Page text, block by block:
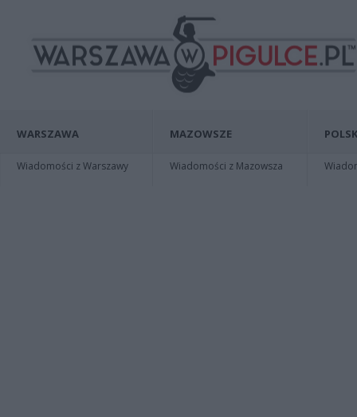
WARSZAWA
Wiadomości z Warszawy
MAZOWSZE
Wiadomości z Mazowsza